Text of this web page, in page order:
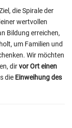
die Spirale der
wertvollen
Bildung erreichen,
um Familien und
Wir möchten
dirvor Ort einen
die Einweihung des